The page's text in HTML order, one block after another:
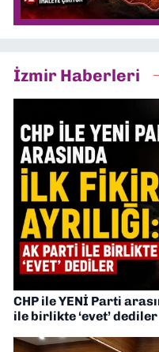
İzmir Haberleri
CHP ile YENİ Parti
ile birlikte ‘evet’ dediler